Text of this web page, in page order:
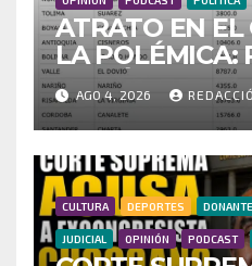
ATRATO EN EL
LA POLÉMICA:
HISTÓRICO
CENSO
INVESTIGAR
FRAUDE
AGO 4, 2026
CULTURA DEPORTES
JUDICIAL OPINIÓN PODCAST